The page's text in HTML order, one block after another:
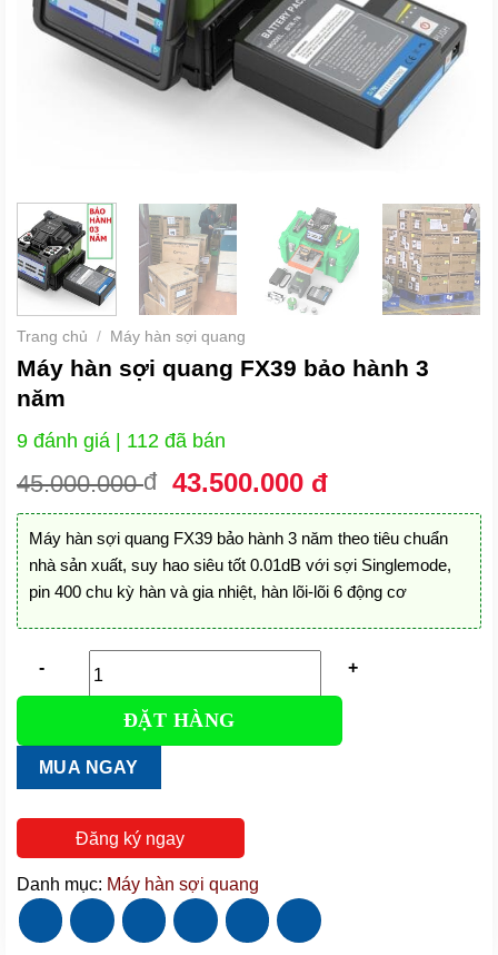
Trang chủ / Máy hàn sợi quang
Máy hàn sợi quang FX39 bảo hành 3
năm
9 đánh giá | 112 đã bán
45.000.000đ Giá
gốc
là:
45.000.000 đ.
43.500.000 đGiá
hiện
tại
là:
43.500.000 đ.
Máy hàn sợi quang FX39 bảo hành 3 năm theo tiêu chuẩn
nhà sản xuất, suy hao siêu tốt 0.01dB với sợi Singlemode,
pin 400 chu kỳ hàn và gia nhiệt, hàn lõi-lõi 6 động cơ
bảo
hành
3
năm
ĐẶT HÀNG
MUA NGAY
Đăng ký ngay
Danh mục: Máy hàn sợi quang